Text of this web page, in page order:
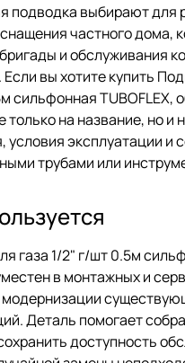
подводка выбирают для
частного дома,
и обслуживания
вы хотите купить
сильфонная TUBOFLEX,
только на название, но и
условия эксплуатации и
трубами или
газа 1/2" г/шт 0.5м
в монтажных и
модернизации
Деталь помогает
доступность